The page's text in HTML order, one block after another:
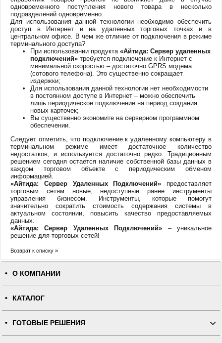
одновременного поступления нового товара в несколько
подразделений одновременно.
Для использования данной технологии необходимо обеспечить
доступ в Интернет и на удаленных торговых точках и в
центральном офисе. В чем же отличие от подключения в режиме
терминального доступа?
При использовании продукта «Айтида: Сервер удаленных
подключений» требуется подключение к Интернет с
минимальной скоростью – достаточно GPRS модема
(сотового телефона). Это существенно сокращает
издержки;
Для использования данной технологии нет необходимости
в постоянном доступе в Интернет – можно обеспечить
лишь периодическое подключение на период создания
новых карточек;
Вы существенно экономите на серверном программном
обеспечении.
Следует отметить, что подключение к удаленному компьютеру в
терминальном режиме имеет достаточное количество
недостатков, и используется достаточно редко. Традиционным
решением сегодня остается наличие собственной базы данных в
каждом торговом объекте с периодическим обменом
информацией.
«Айтида: Сервер Удаленных Подключений» предоставляет
торговым сетям новые, недоступные ранее инструменты
управления бизнесом. Инструменты, которые помогут
значительно сократить стоимость содержания системы в
актуальном состоянии, повысить качество предоставляемых
данных.
«Айтида: Сервер Удаленных Подключений» – уникальное
решение для торговых сетей!
Возврат к списку »
О КОМПАНИИ
КАТАЛОГ
ГОТОВЫЕ РЕШЕНИЯ